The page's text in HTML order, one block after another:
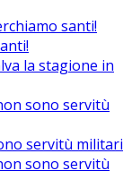
santi!
la stagione in
sono servitù
servitù militari
sono servitù